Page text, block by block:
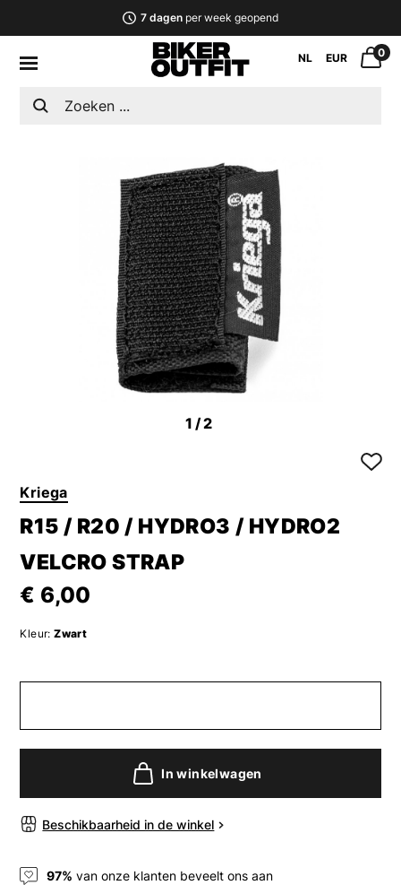
7 dagenper week geopend
NL EUR 0
1/2
Kriega
R15 / R20 / HYDRO3 / HYDRO2
VELCRO STRAP
€ 6,00
Kleur: Zwart
In winkelwagen
Beschikbaarheid in de winkel
97% van onze klanten beveelt ons aan